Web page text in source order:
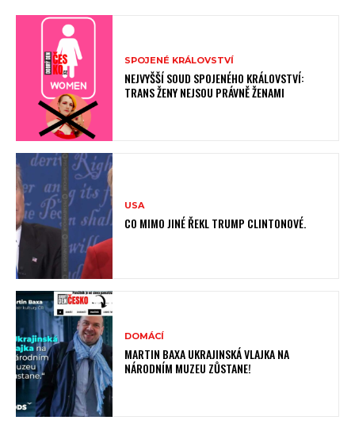
SPOJENÉ KRÁLOVSTVÍ
NEJVYŠŠÍ SOUD SPOJENÉHO KRÁLOVSTVÍ:
TRANS ŽENY NEJSOU PRÁVNĚ ŽENAMI
USA
CO MIMO JINÉ ŘEKL TRUMP CLINTONOVÉ.
DOMÁCÍ
MARTIN BAXA UKRAJINSKÁ VLAJKA NA
NÁRODNÍM MUZEU ZŮSTANE!